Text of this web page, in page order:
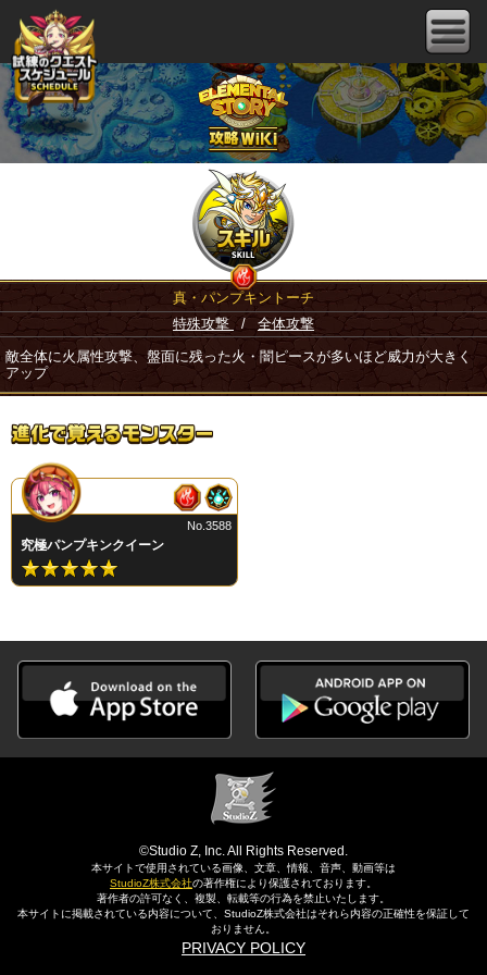
真・パンプキントーチ
特殊攻撃 / 全体攻撃
敵全体に火属性攻撃、盤面に残った火・闇ピースが多いほど威力が大きく
アップ
究極パンプキンクイーン
No.3588
©Studio Z, Inc. All Rights Reserved.
本サイトで使用されている画像、文章、情報、音声、動画等は
StudioZ株式会社の著作権により保護されております。
著作者の許可なく、複製、転載等の行為を禁止いたします。
本サイトに掲載されている内容について、StudioZ株式会社はそれら内容の正確性を保証して
おりません。
PRIVACY POLICY